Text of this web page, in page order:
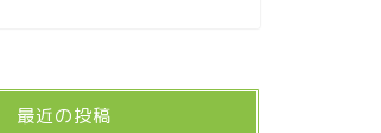
最近の投稿